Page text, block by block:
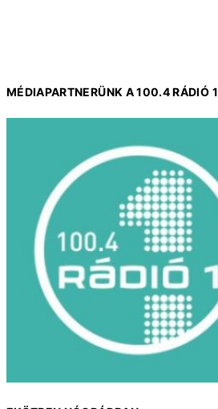
MÉDIAPARTNERÜNK A 100.4 RÁDIÓ 1